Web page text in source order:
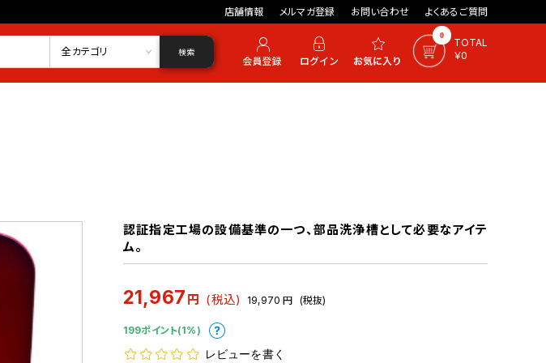
店舗情報 メルマガ登録 お問い合わせ よくあるご質問
0
TOTAL
￥0
全カテゴリ 検索
認証指定工場の設備基準の一つ、部品洗浄槽として必要なアイテ
ム。
21,967 円 (税込) 19,970 円 (税抜)
199ポイント(1%)
レビューを書く